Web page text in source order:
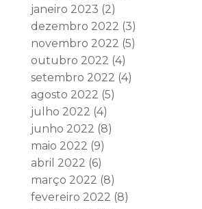
janeiro 2023 (2)
dezembro 2022 (3)
novembro 2022 (5)
outubro 2022 (4)
setembro 2022 (4)
agosto 2022 (5)
julho 2022 (4)
junho 2022 (8)
maio 2022 (9)
abril 2022 (6)
março 2022 (8)
fevereiro 2022 (8)